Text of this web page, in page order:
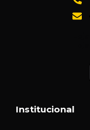
Institucional